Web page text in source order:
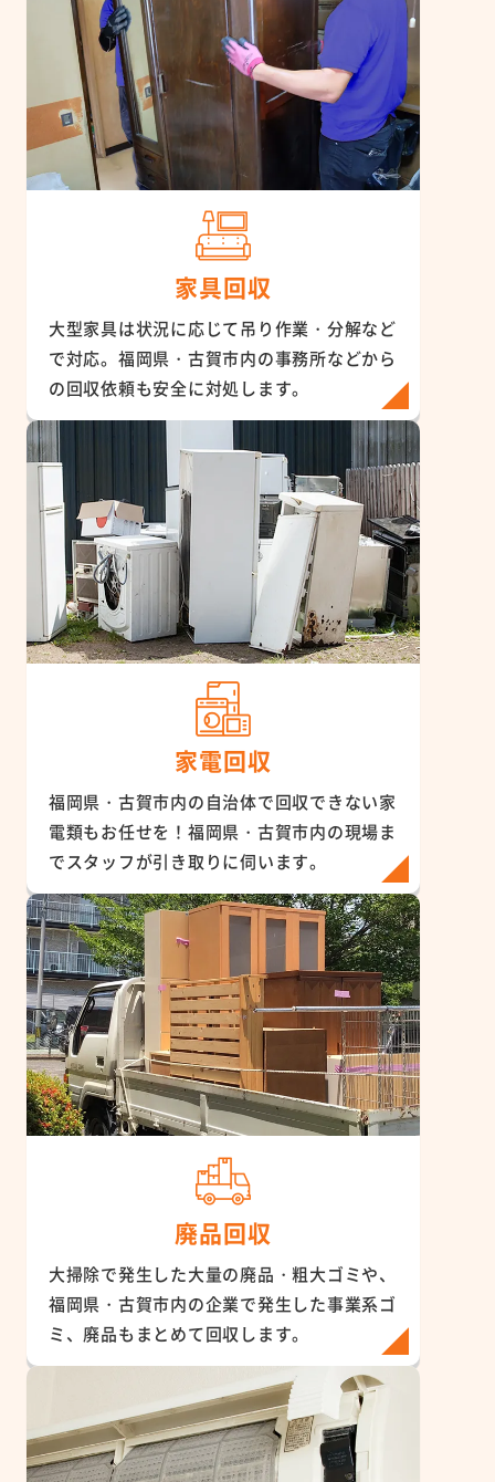
家具回収
大型家具は状況に応じて吊り作業・分解など
で対応。福岡県・古賀市内の事務所などから
の回収依頼も安全に対処します。
家電回収
福岡県・古賀市内の自治体で回収できない家
電類もお任せを！福岡県・古賀市内の現場ま
でスタッフが引き取りに伺います。
廃品回収
大掃除で発生した大量の廃品・粗大ゴミや、
福岡県・古賀市内の企業で発生した事業系ゴ
ミ、廃品もまとめて回収します。